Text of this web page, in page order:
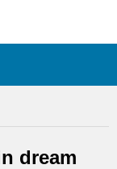
dream